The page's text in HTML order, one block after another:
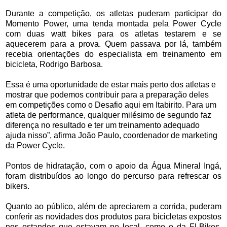
Durante a competição, os atletas puderam participar do
Momento Power, uma tenda montada pela Power Cycle
com duas watt bikes para os atletas testarem e se
aquecerem para a prova. Quem passava por lá, também
recebia orientações do especialista em treinamento em
bicicleta, Rodrigo Barbosa.
Essa é uma oportunidade de estar mais perto dos atletas e
mostrar que podemos contribuir para a preparação deles
em competições como o Desafio aqui em Itabirito. Para um
atleta de performance, qualquer milésimo de segundo faz
diferença no resultado e ter um treinamento adequado
ajuda nisso”, afirma João Paulo, coordenador de marketing
da Power Cycle.
Pontos de hidratação, com o apoio da Água Mineral Ingá,
foram distribuídos ao longo do percurso para refrescar os
bikers.
Quanto ao público, além de apreciarem a corrida, puderam
conferir as novidades dos produtos para bicicletas expostos